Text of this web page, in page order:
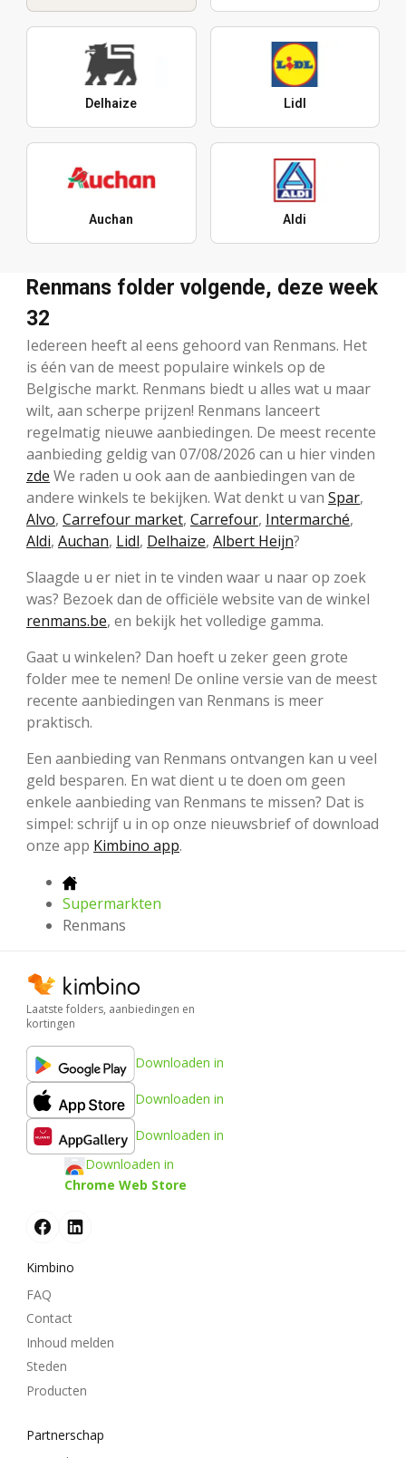
Delhaize Lidl
Auchan Aldi
Renmans folder volgende, deze week
32
Iedereen heeft al eens gehoord van Renmans. Het
is één van de meest populaire winkels op de
Belgische markt. Renmans biedt u alles wat u maar
wilt, aan scherpe prijzen! Renmans lanceert
regelmatig nieuwe aanbiedingen. De meest recente
aanbieding geldig van 07/08/2026 can u hier vinden
zde We raden u ook aan de aanbiedingen van de
andere winkels te bekijken. Wat denkt u van Spar,
Alvo, Carrefour market, Carrefour, Intermarché,
Aldi, Auchan, Lidl, Delhaize, Albert Heijn?
Slaagde u er niet in te vinden waar u naar op zoek
was? Bezoek dan de officiële website van de winkel
renmans.be, en bekijk het volledige gamma.
Gaat u winkelen? Dan hoeft u zeker geen grote
folder mee te nemen! De online versie van de meest
recente aanbiedingen van Renmans is meer
praktisch.
Een aanbieding van Renmans ontvangen kan u veel
geld besparen. En wat dient u te doen om geen
enkele aanbieding van Renmans te missen? Dat is
simpel: schrijf u in op onze nieuwsbrief of download
onze app Kimbino app.
Supermarkten
Renmans
Laatste folders, aanbiedingen en
kortingen
Downloaden in
Downloaden in
Downloaden in
Downloaden in
Chrome Web Store
Kimbino
FAQ
Contact
Inhoud melden
Steden
Producten
Partnerschap